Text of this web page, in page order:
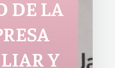
DE LA
Y